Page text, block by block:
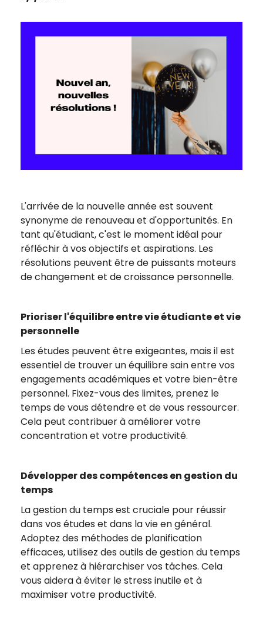
L'arrivée de la nouvelle année est souvent
synonyme de renouveau et d'opportunités. En
tant qu'étudiant, c'est le moment idéal pour
réfléchir à vos objectifs et aspirations. Les
résolutions peuvent être de puissants moteurs
de changement et de croissance personnelle.
Prioriser l'équilibre entre vie étudiante et vie
personnelle
Les études peuvent être exigeantes, mais il est
essentiel de trouver un équilibre sain entre vos
engagements académiques et votre bien-être
personnel. Fixez-vous des limites, prenez le
temps de vous détendre et de vous ressourcer.
Cela peut contribuer à améliorer votre
concentration et votre productivité.
Développer des compétences en gestion du
temps
La gestion du temps est cruciale pour réussir
dans vos études et dans la vie en général.
Adoptez des méthodes de planification
efficaces, utilisez des outils de gestion du temps
et apprenez à hiérarchiser vos tâches. Cela
vous aidera à éviter le stress inutile et à
maximiser votre productivité.